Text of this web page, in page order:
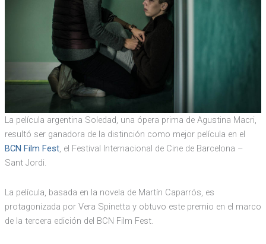
La película argentina Soledad, una ópera prima de Agustina Macri,
resultó ser ganadora de la distinción como mejor película en el
BCN Film Fest, el Festival Internacional de Cine de Barcelona –
Sant Jordi.
La película, basada en la novela de Martín Caparrós, es
protagonizada por Vera Spinetta y obtuvo este premio en el marco
de la tercera edición del BCN Film Fest.